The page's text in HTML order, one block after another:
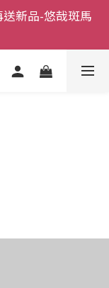
新品-悠哉斑馬
新品-悠哉斑馬
！把舒適與心意